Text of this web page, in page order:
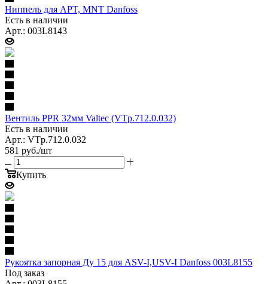
Ниппель для APT, MNT Danfoss
Есть в наличии
Арт.: 003L8143
Вентиль PPR 32мм Valtec (VTp.712.0.032)
Есть в наличии
Арт.: VTp.712.0.032
581 руб./шт
Купить
Рукоятка запорная Ду 15 для ASV-I,USV-I Danfoss 003L8155
Под заказ